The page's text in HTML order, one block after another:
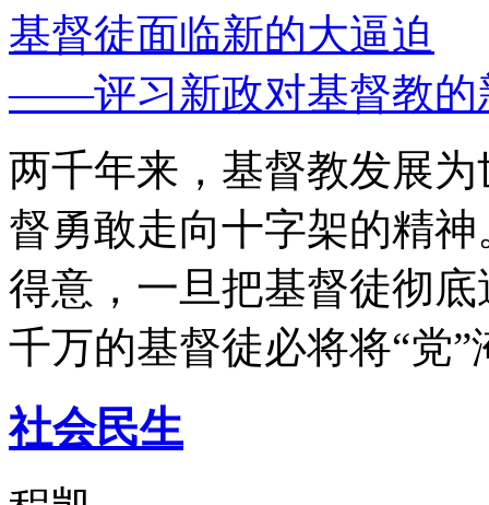
基督徒面临新的大逼迫
——评习新政对基督教的
两千年来，基督教发展
督勇敢走向十字架的精
得意，一旦把基督徒彻
千万的基督徒必将将“党”
社会民生